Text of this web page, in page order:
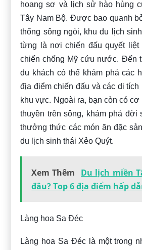
hoang sơ và lịch sử hào hùng
Tây Nam Bộ. Được bao quanh
thống sông ngòi, khu du lịch
từng là nơi chiến đấu quyết liệt
chiến chống Mỹ cứu nước. Đến
du khách có thể khám phá các
địa điểm chiến đấu và các di
khu vực. Ngoài ra, bạn còn có cơ
thuyền trên sông, khám phá đời
thưởng thức các món ăn đặc
du lịch sinh thái Xẻo Quýt.
Xem Thêm
Du lịch miền
đâu? Top 6 địa điểm hấp
Làng hoa Sa Đéc
Làng hoa Sa Đéc là một trong